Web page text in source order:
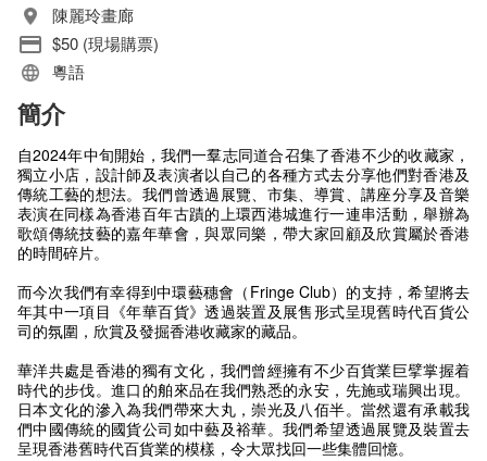
陳麗玲畫廊
$50 (現場購票)
粵語
簡介
自2024年中旬開始，我們一羣志同道合召集了香港不少的收藏家，
獨立小店，設計師及表演者以自己的各種方式去分享他們對香港及
傳統工藝的想法。我們曾透過展覽、市集、導賞、講座分享及音樂
表演在同樣為香港百年古蹟的上環西港城進行一連串活動，舉辦為
歌頌傳統技藝的嘉年華會，與眾同樂，帶大家回顧及欣賞屬於香港
的時間碎片。
而今次我們有幸得到中環藝穗會（Fringe Club）的支持，希望將去
年其中一項目《年華百貨》透過裝置及展售形式呈現舊時代百貨公
司的氛圍，欣賞及發掘香港收藏家的藏品。
華洋共處是香港的獨有文化，我們曾經擁有不少百貨業巨擘掌握着
時代的步伐。進口的舶來品在我們熟悉的永安，先施或瑞興出現。
日本文化的滲入為我們帶來大丸，崇光及八佰半。當然還有承載我
們中國傳統的國貨公司如中藝及裕華。我們希望透過展覽及裝置去
呈現香港舊時代百貨業的模樣，令大眾找回一些集體回憶。